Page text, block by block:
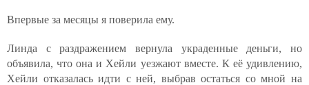
Впервые за месяцы я поверила ему.
Линда с раздражением вернула украденные деньги, но
объявила, что она и Хейли уезжают вместе. К её удивлению,
Хейли отказалась идти с ней, выбрав остаться со мной на